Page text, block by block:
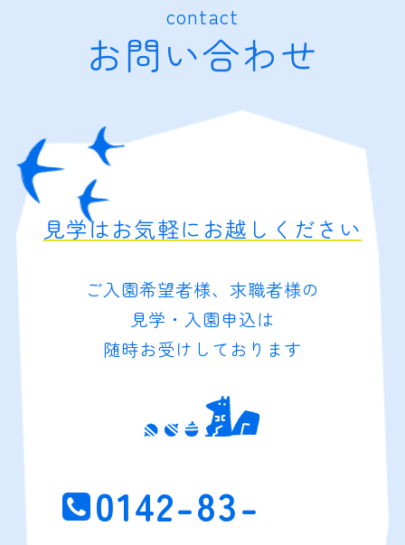
contact
お問い合わせ
見学はお気軽にお越しください
ご入園希望者様、求職者様の
見学・入園申込は
随時お受けしております
0142-83-